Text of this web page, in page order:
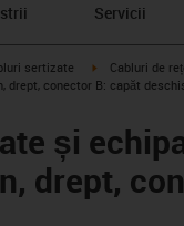
Servicii
arrow-right
sertizate igus-icon-
Cabluri de
drept, conector B: capăt
și
drept,